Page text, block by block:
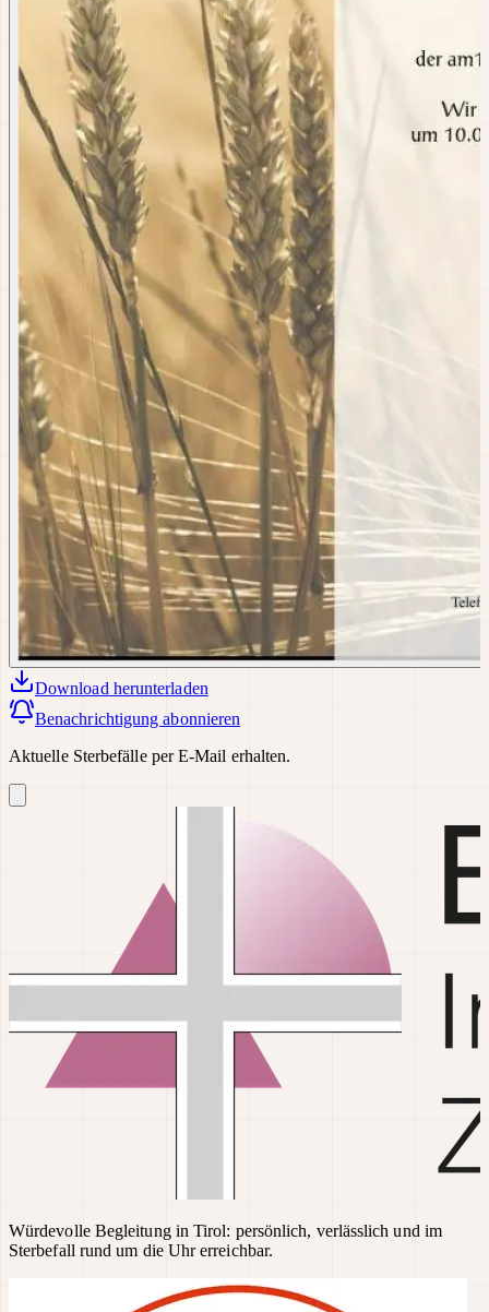
Download herunterladen
Benachrichtigung abonnieren
Aktuelle Sterbefälle per E-Mail erhalten.
Würdevolle Begleitung in Tirol: persönlich, verlässlich und im
Sterbefall rund um die Uhr erreichbar.